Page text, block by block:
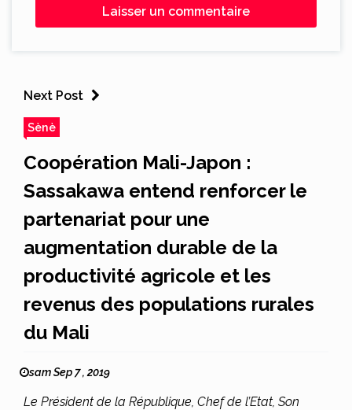
Next Post
Sènè
Coopération Mali-Japon :
Sassakawa entend renforcer le
partenariat pour une
augmentation durable de la
productivité agricole et les
revenus des populations rurales
du Mali
sam Sep 7 , 2019
Le Président de la République, Chef de l’Etat, Son